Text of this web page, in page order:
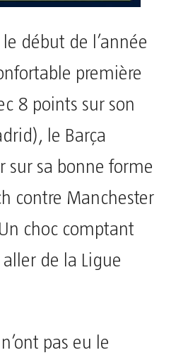
début de l’année
première
8 points sur son
le Barça
sur sa bonne forme
contre Manchester
choc comptant
de la Ligue
pas eu le